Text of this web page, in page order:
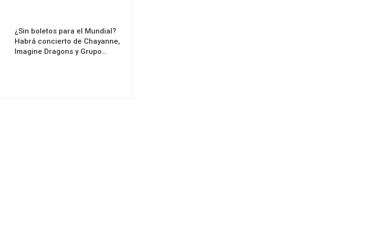
¿Sin boletos para el Mundial?
Habrá concierto de Chayanne,
Imagine Dragons y Grupo…